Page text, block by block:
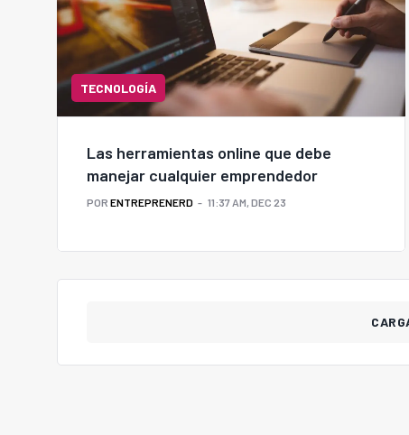
TECNOLOGÍA
Las herramientas online que debe
manejar cualquier emprendedor
POR ENTREPRENERD 11:37 AM, DEC 23